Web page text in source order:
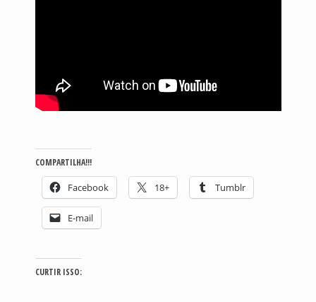
COMPARTILHA!!!
Facebook 18+ Tumblr
E-mail
CURTIR ISSO: